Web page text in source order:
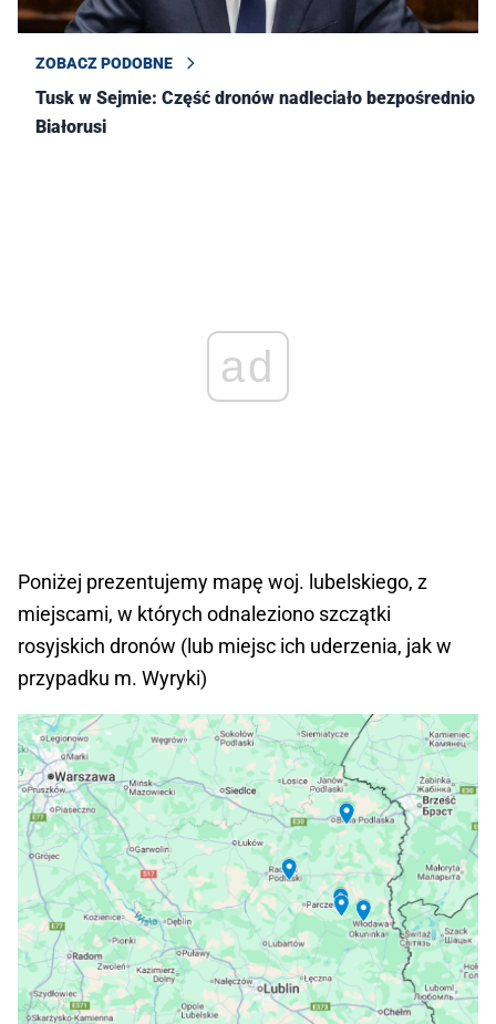
ZOBACZ PODOBNE
Tusk w Sejmie: Część dronów nadleciało bezpośrednio z
Białorusi
ad
Poniżej prezentujemy mapę woj. lubelskiego, z
miejscami, w których odnaleziono szczątki
rosyjskich dronów (lub miejsc ich uderzenia, jak w
przypadku m. Wyryki)